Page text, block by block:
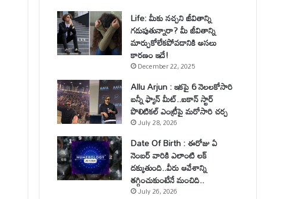
Life: మీకు నచ్చని జీవితాన్ని
గడుపుతున్నారా? మీ జీవితాన్ని
మార్చుకోలేకపోవడానికి అసలు
కారణం ఇదే!
December 22, 2025
Allu Arjun : ఇకపై 6 నెలలకోసారి
బన్నీ ఫ్యాన్ మీట్..ఐకాన్ స్టార్
పొలిటికల్ ఎంట్రీపై మరోసారి చర్చ
July 28, 2026
Date Of Birth : ఈరోజు ఏ
నెంబర్ వారికి ఎలాంటి లక్
దక్కుతుంది..వీరు ఆవేశాన్ని
తగ్గించుకుంటేనే మంచిది..
July 26, 2026